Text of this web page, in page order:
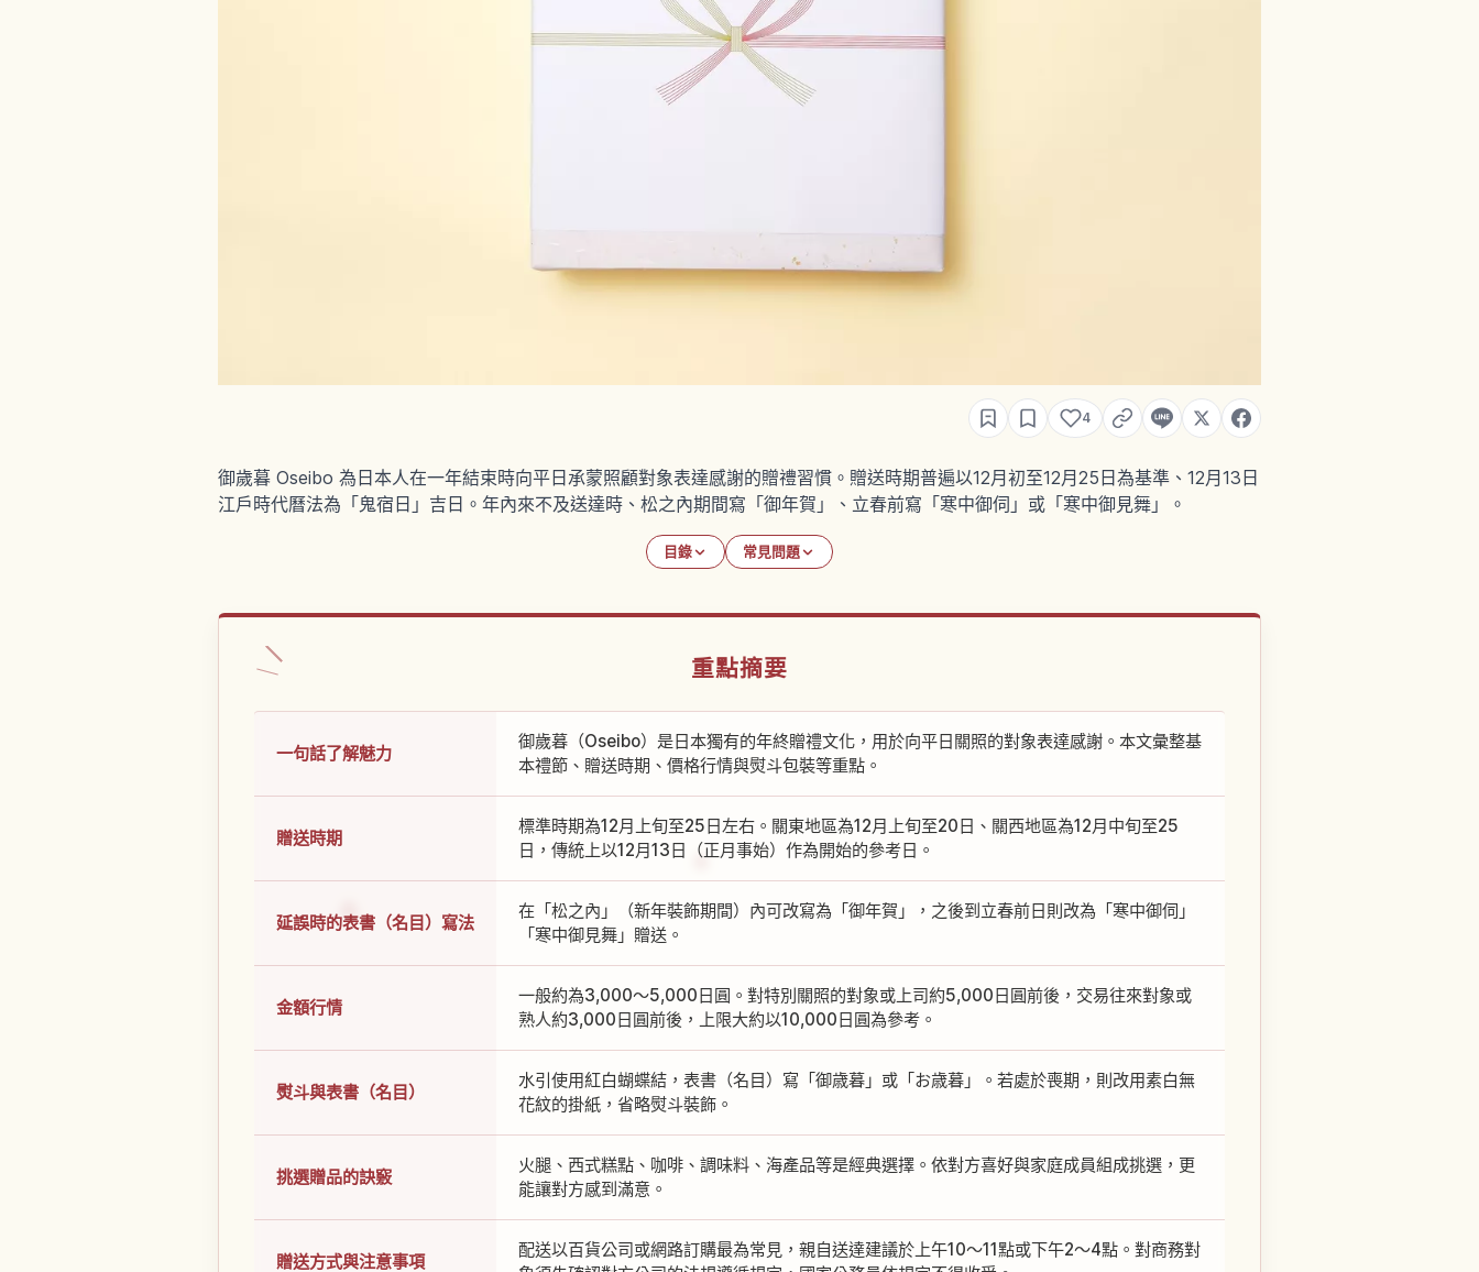
4
御歲暮 Oseibo 為日本人在一年結束時向平日承蒙照顧對象表達感謝的贈禮習慣。贈送時期普遍以12月初至12月25日為基準、12月13日
江戶時代曆法為「鬼宿日」吉日。年內來不及送達時、松之內期間寫「御年賀」、立春前寫「寒中御伺」或「寒中御見舞」。
目錄 常見問題
重點摘要
一句話了解魅力
御歲暮（Oseibo）是日本獨有的年終贈禮文化，用於向平日關照的對象表達感謝。本文彙整基
本禮節、贈送時期、價格行情與熨斗包裝等重點。
贈送時期
標準時期為12月上旬至25日左右。關東地區為12月上旬至20日、關西地區為12月中旬至25
日，傳統上以12月13日（正月事始）作為開始的參考日。
延誤時的表書（名目）寫法
在「松之內」（新年裝飾期間）內可改寫為「御年賀」，之後到立春前日則改為「寒中御伺」
「寒中御見舞」贈送。
金額行情
一般約為3,000～5,000日圓。對特別關照的對象或上司約5,000日圓前後，交易往來對象或
熟人約3,000日圓前後，上限大約以10,000日圓為參考。
熨斗與表書（名目）
水引使用紅白蝴蝶結，表書（名目）寫「御歳暮」或「お歳暮」。若處於喪期，則改用素白無
花紋的掛紙，省略熨斗裝飾。
挑選贈品的訣竅
火腿、西式糕點、咖啡、調味料、海產品等是經典選擇。依對方喜好與家庭成員組成挑選，更
能讓對方感到滿意。
贈送方式與注意事項
配送以百貨公司或網路訂購最為常見，親自送達建議於上午10～11點或下午2～4點。對商務對